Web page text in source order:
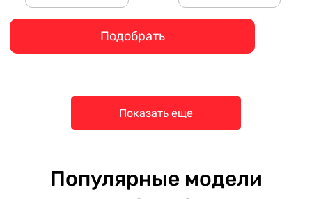
Подобрать
Показать еще
Популярные модели